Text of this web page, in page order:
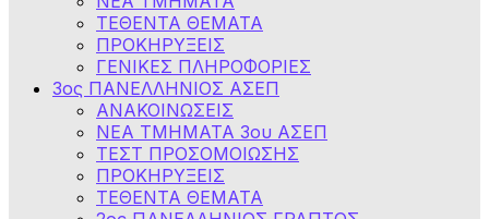
ΤΕΘΕΝΤΑ ΘΕΜΑΤΑ
ΠΡΟΚΗΡΥΞΕΙΣ
ΓΕΝΙΚΕΣ ΠΛΗΡΟΦΟΡΙΕΣ
3ος ΠΑΝΕΛΛΗΝΙΟΣ ΑΣΕΠ
ΑΝΑΚΟΙΝΩΣΕΙΣ
ΝΕΑ ΤΜΗΜΑΤΑ 3ου ΑΣΕΠ
ΤΕΣΤ ΠΡΟΣΟΜΟΙΩΣΗΣ
ΠΡΟΚΗΡΥΞΕΙΣ
ΤΕΘΕΝΤΑ ΘΕΜΑΤΑ